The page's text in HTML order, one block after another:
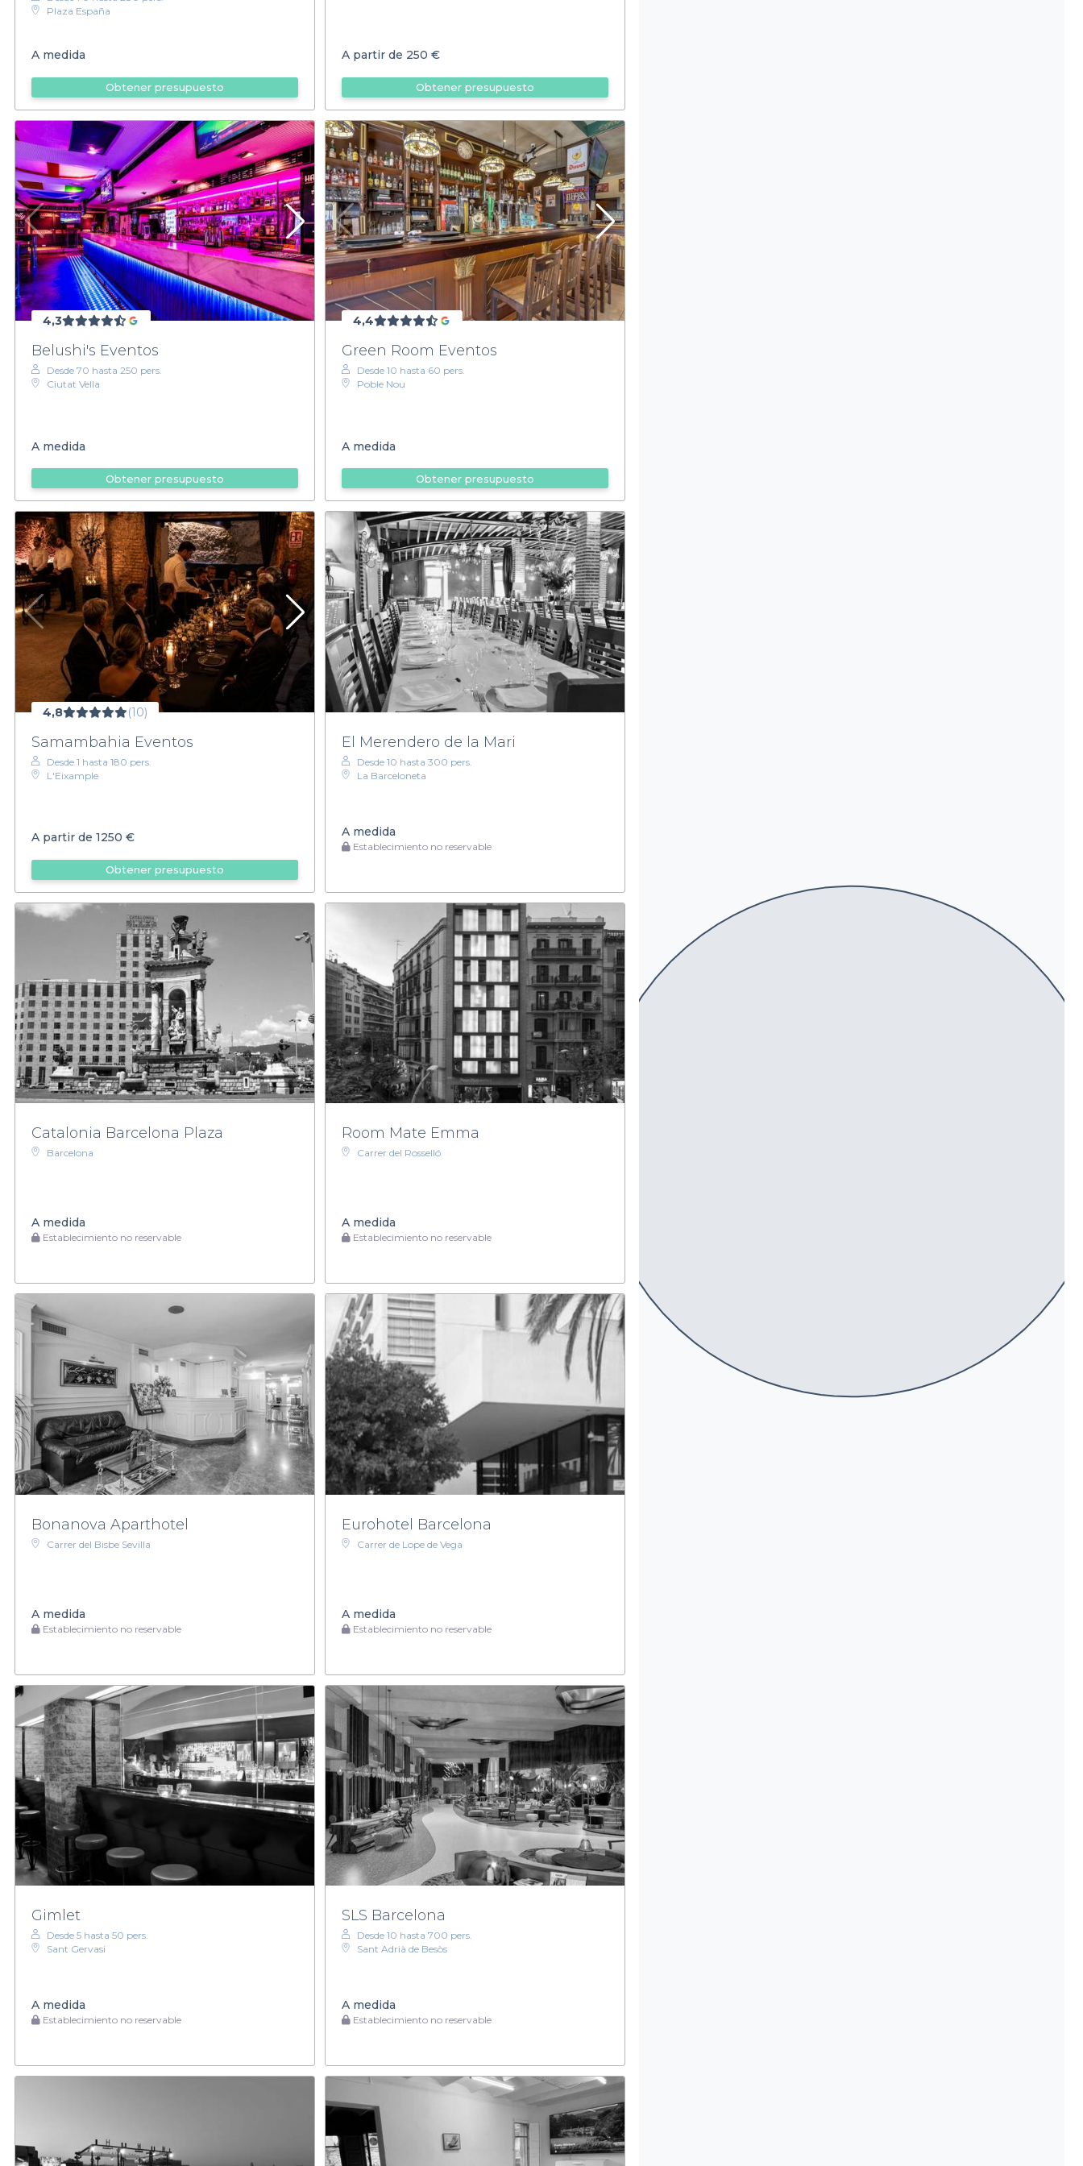
Plaza España
A medida
Obtener presupuesto
A partir de 250 €
Obtener presupuesto
4,3
Belushi's Eventos
Desde 70 hasta 250 pers.
Ciutat Vella
A medida
Obtener presupuesto
4,4
Green Room Eventos
Desde 10 hasta 60 pers.
Poble Nou
A medida
Obtener presupuesto
4,8 (10)
Samambahia Eventos
Desde 1 hasta 180 pers.
L'Eixample
A partir de 1250 €
Obtener presupuesto
El Merendero de la Mari
Desde 10 hasta 300 pers.
La Barceloneta
A medida
Establecimiento no reservable
Catalonia Barcelona Plaza
Barcelona
A medida
Establecimiento no reservable
Room Mate Emma
Carrer del Rosselló
A medida
Establecimiento no reservable
Bonanova Aparthotel
Carrer del Bisbe Sevilla
A medida
Establecimiento no reservable
Eurohotel Barcelona
Carrer de Lope de Vega
A medida
Establecimiento no reservable
Gimlet
Desde 5 hasta 50 pers.
Sant Gervasi
A medida
Establecimiento no reservable
SLS Barcelona
Desde 10 hasta 700 pers.
Sant Adrià de Besòs
A medida
Establecimiento no reservable